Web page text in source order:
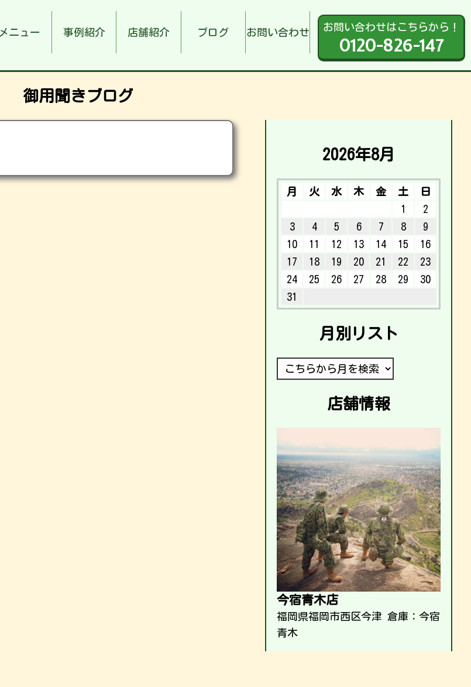
メニュー 事例紹介 店舗紹介 ブログ お問い合わせ お問い合わせはこちらから！
0120-826-147
御用聞きブログ
2026年8月
月 火 水 木 金 土
日
1
2
3
4 5 6 7 8
9
10
11 12 13 14 15
16
17
18 19 20 21 22
23
24
25 26 27 28 29
30
31
月別リスト
店舗情報
今宿青木店
福岡県福岡市西区今津 倉庫：今宿
青木